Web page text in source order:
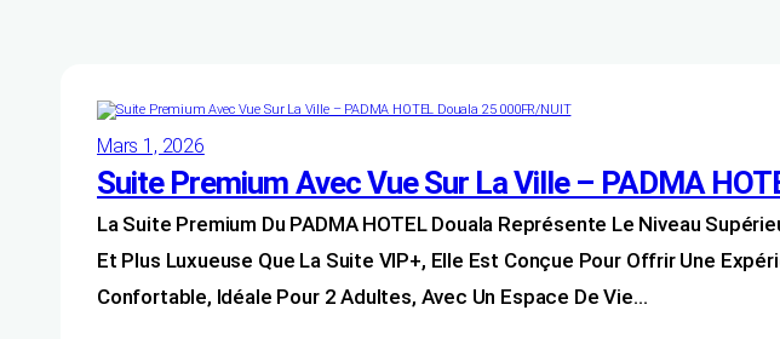
Mars 1, 2026
Suite Premium Avec Vue Sur La Ville – PADMA
La Suite Premium Du PADMA HOTEL Douala Représente Le Niveau
Et Plus Luxueuse Que La Suite VIP+, Elle Est Conçue Pour Offrir Une
Confortable, Idéale Pour 2 Adultes, Avec Un Espace De Vie…